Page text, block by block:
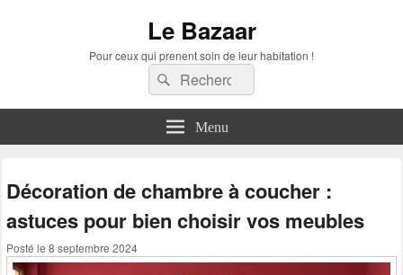
Le Bazaar
Pour ceux qui prenent soin de leur habitation !
Recherche :
Rechercher
Menu
Décoration de chambre à coucher :
astuces pour bien choisir vos meubles
Posté le 8 septembre 2024